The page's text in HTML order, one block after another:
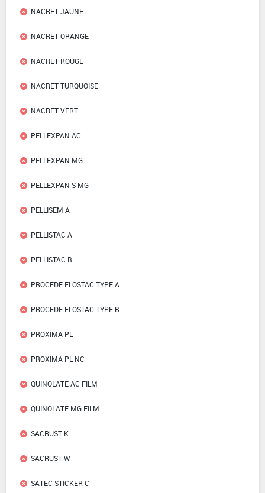
NACRET JAUNE
NACRET ORANGE
NACRET ROUGE
NACRET TURQUOISE
NACRET VERT
PELLEXPAN AC
PELLEXPAN MG
PELLEXPAN S MG
PELLISEM A
PELLISTAC A
PELLISTAC B
PROCEDE FLOSTAC TYPE A
PROCEDE FLOSTAC TYPE B
PROXIMA PL
PROXIMA PL NC
QUINOLATE AC FILM
QUINOLATE MG FILM
SACRUST K
SACRUST W
SATEC STICKER C